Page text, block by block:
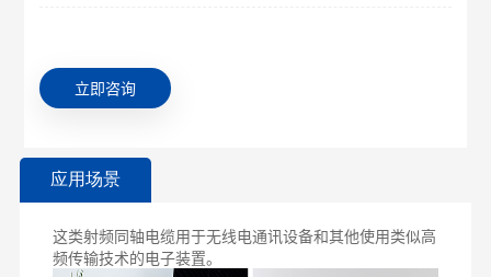
立即咨询
应用场景
这类射频同轴电缆用于无线电通讯设备和其他使用类似高
频传输技术的电子装置。